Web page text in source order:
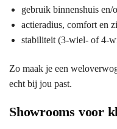
gebruik binnenshuis en/
actieradius, comfort en
stabiliteit (3-wiel- of 4-
Zo maak je een
echt bij jou past.
Showrooms voor